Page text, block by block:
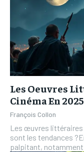
Les Oeuvres
Cinéma En 2025
François Collon
Les œuvres littéraires
sont les tendances
palpitant, notamment